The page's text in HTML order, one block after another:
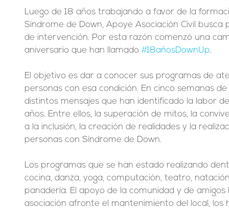
Luego de 18 años trabajando a favor de la
Síndrome de Down, Apoye Asociación Civil
de intervención. Por esta razón comenzó una
aniversario que han llamado #18añosDownUp.
El objetivo es dar a conocer sus programas de
personas con esa condición. En cinco semanas
distintos mensajes que han identificado la labor
años. Entre ellos, la superación de mitos, la
a la inclusión, la creación de realidades y la
personas con Síndrome de Down.
Los programas que se han estado realizando
cocina, danza, yoga, computación, teatro,
panadería. El apoyo de la comunidad y de
asociación afronte el mantenimiento del local, los